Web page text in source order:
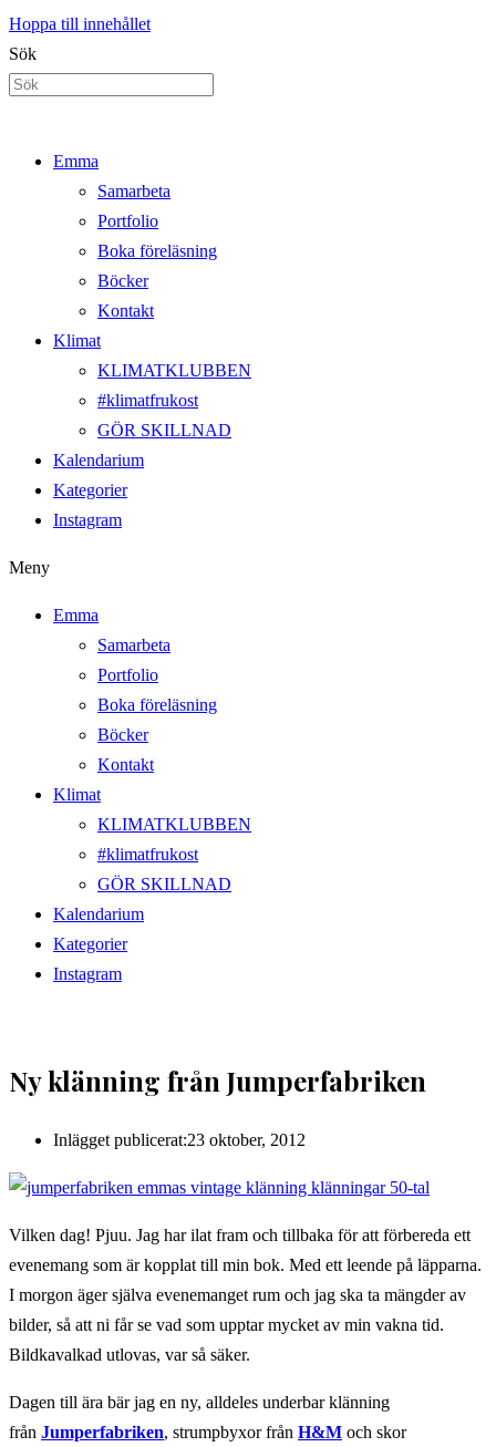
Hoppa till innehållet
Sök
Emma
Samarbeta
Portfolio
Boka föreläsning
Böcker
Kontakt
Klimat
KLIMATKLUBBEN
#klimatfrukost
GÖR SKILLNAD
Kalendarium
Kategorier
Instagram
Meny
Emma
Samarbeta
Portfolio
Boka föreläsning
Böcker
Kontakt
Klimat
KLIMATKLUBBEN
#klimatfrukost
GÖR SKILLNAD
Kalendarium
Kategorier
Instagram
Ny klänning från Jumperfabriken
Inlägget publicerat:23 oktober, 2012
Vilken dag! Pjuu. Jag har ilat fram och tillbaka för att förbereda ett
evenemang som är kopplat till min bok. Med ett leende på läpparna.
I morgon äger själva evenemanget rum och jag ska ta mängder av
bilder, så att ni får se vad som upptar mycket av min vakna tid.
Bildkavalkad utlovas, var så säker.
Dagen till ära bär jag en ny, alldeles underbar klänning
från Jumperfabriken, strumpbyxor från H&M och skor